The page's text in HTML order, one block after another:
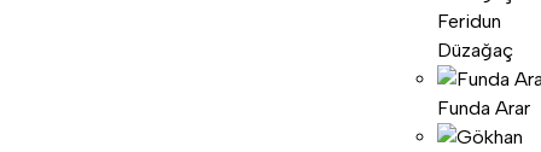
Feridun
Düzağaç
Funda Arar